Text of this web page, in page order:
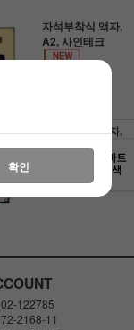
자석부착식 액자,
A2, 사인테크
자석부착식 액자,
A4, 사인테크
122785
2168-11
확인